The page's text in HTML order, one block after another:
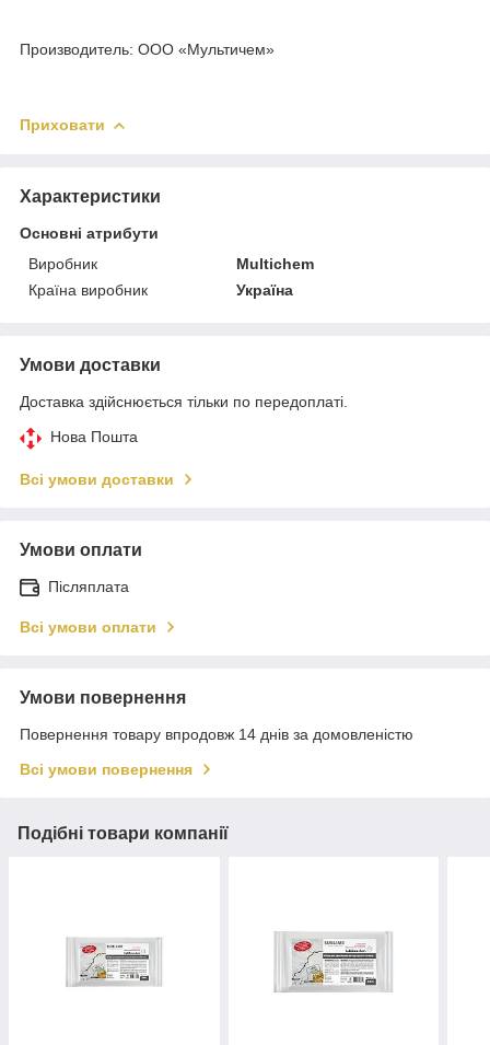
Производитель: ООО «Мультичем»
Приховати
Характеристики
Основні атрибути
Виробник
Multichem
Країна виробник
Україна
Умови доставки
Доставка здійснюється тільки по передоплаті.
Нова Пошта
Всі умови доставки
Умови оплати
Післяплата
Всі умови оплати
Умови повернення
Повернення товару впродовж 14 днів за домовленістю
Всі умови повернення
Подібні товари компанії